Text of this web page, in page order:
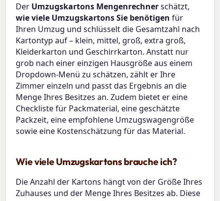
Der Umzugskartons Mengenrechnerschätzt,
wie viele Umzugskartons Sie benötigen für
Ihren Umzug und schlüsselt die Gesamtzahl nach
Kartontyp auf – klein, mittel, groß, extra groß,
Kleiderkarton und Geschirrkarton. Anstatt nur
grob nach einer einzigen Hausgröße aus einem
Dropdown-Menü zu schätzen, zählt er Ihre
Zimmer einzeln und passt das Ergebnis an die
Menge Ihres Besitzes an. Zudem bietet er eine
Checkliste für Packmaterial, eine geschätzte
Packzeit, eine empfohlene Umzugswagengröße
sowie eine Kostenschätzung für das Material.
Wie viele Umzugskartons brauche ich?
Die Anzahl der Kartons hängt von der Größe Ihres
Zuhauses und der Menge Ihres Besitzes ab. Diese